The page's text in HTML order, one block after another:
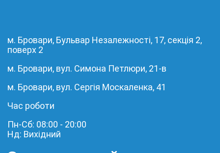
м. Бровари, Бульвар Незалежності, 17, секція 2,
поверх 2
м. Бровари, вул. Симона Петлюри, 21-в
м. Бровари, вул. Сергія Москаленка, 41
Час роботи
Пн-Сб: 08:00 - 20:00
Нд: Вихідний